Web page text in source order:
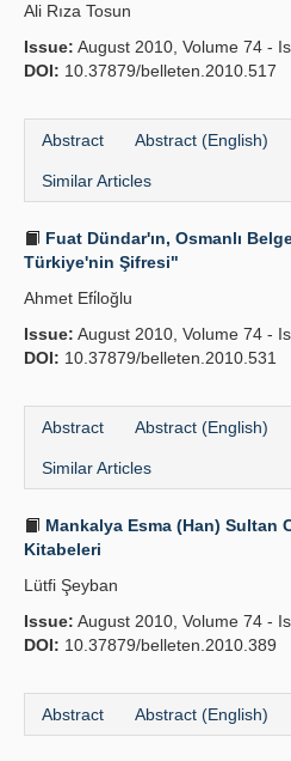
Guidelines
Contact Us
Ali Rıza Tosun
Issue: August 2010, Volume 74 -
DOI: 10.37879/belleten.2010.517
Abstract Abstract (English)
Similar Articles
Fuat Dündar'ın, Osmanlı
Türkiye'nin Şifresi"
Ahmet Efi̇loğlu
Issue: August 2010, Volume 74 -
DOI: 10.37879/belleten.2010.531
Abstract Abstract (English)
Similar Articles
Mankalya Esma (Han) Sultan
Kitabeleri
Lütfi Şeyban
Issue: August 2010, Volume 74 -
DOI: 10.37879/belleten.2010.389
Abstract Abstract (English)